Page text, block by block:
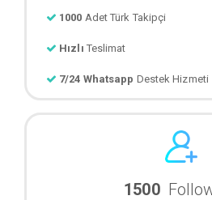
1000 Adet Türk Takipçi
Hızlı Teslimat
7/24 Whatsapp
1500